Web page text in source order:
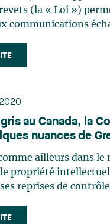
(la « Loi »)
communications
lors de la poursuite
« […] à
au Canada, la
nuances de
ailleurs dans le
propriété
reprises de
droit d’auteur ou